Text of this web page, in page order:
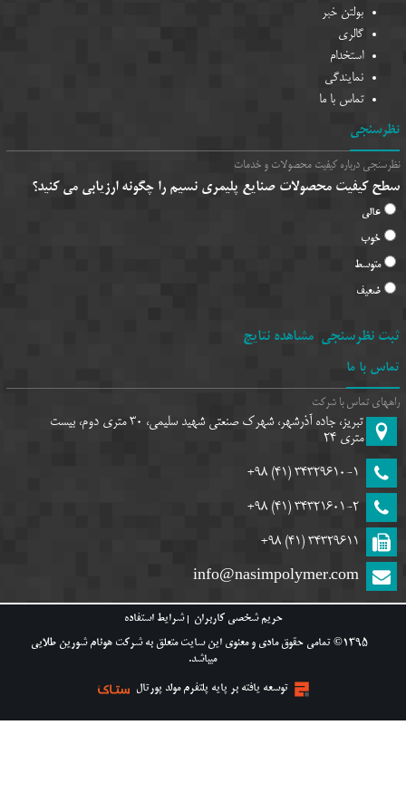
بولتن خبر
گالری
استخدام
نمایندگی
تماس با ما
درباره کیفیت محصولات و خدمات
کیفیت محصولات صنایع پلیمری نسیم را چگونه ارزیابی می کنید؟
عالی
خوب
متوسط
ضعیف
نظرسنجی مشاهده نتایج
با ما
تماس با شرکت
تبریز، جاده آذرشهر، شهرک صنعتی شهید سلیمی، 30 متری دوم، بیست
متری 24
34329610-1
(41) 98+
34321601-2
(41) 98+
34329611
(41) 98+
info@nasimpolymer.com
حريم شخصي كاربران شرایط استفاده
1395© تمامی حقوق مادی و معنوی این سایت متعلق به شرکت هونام شورین طلایی
میباشد.
توسعه یافته بر پایه پلتفرم مولد پورتال